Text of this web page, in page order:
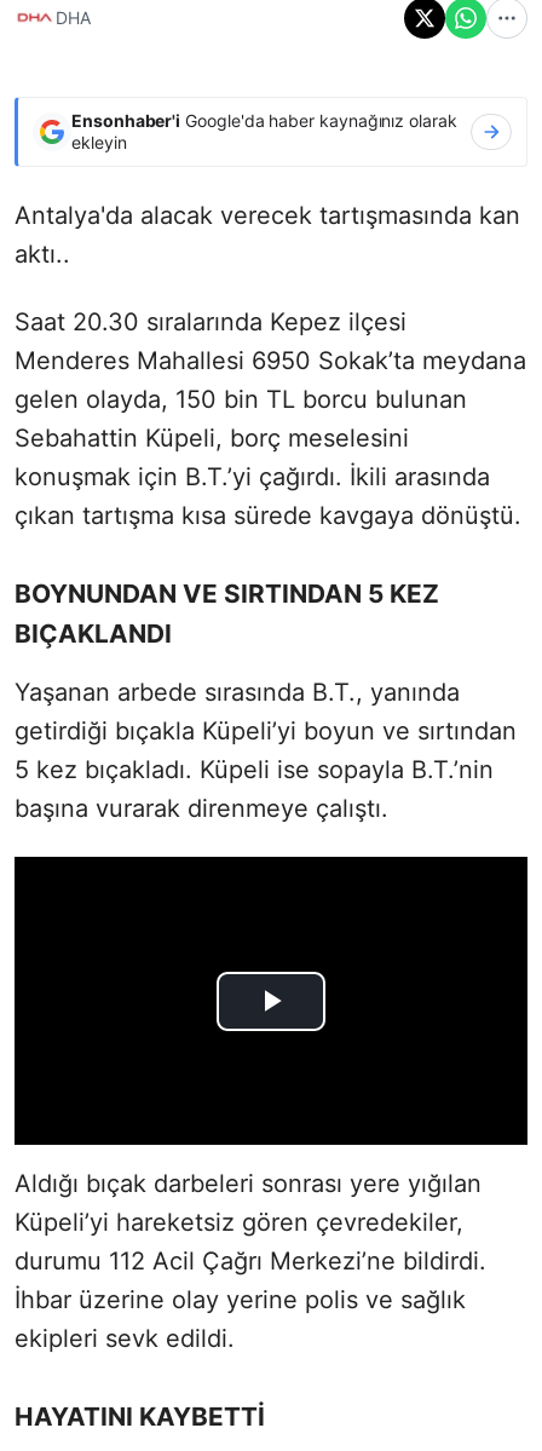
DHA
Ensonhaber'i Google'da haber kaynağınız olarak
ekleyin
Antalya'da alacak verecek tartışmasında kan
aktı..
Saat 20.30 sıralarında Kepez ilçesi
Menderes Mahallesi 6950 Sokak’ta meydana
gelen olayda, 150 bin TL borcu bulunan
Sebahattin Küpeli, borç meselesini
konuşmak için B.T.’yi çağırdı. İkili arasında
çıkan tartışma kısa sürede kavgaya dönüştü.
BOYNUNDAN VE SIRTINDAN 5 KEZ
BIÇAKLANDI
Yaşanan arbede sırasında B.T., yanında
getirdiği bıçakla Küpeli’yi boyun ve sırtından
5 kez bıçakladı. Küpeli ise sopayla B.T.’nin
başına vurarak direnmeye çalıştı.
Aldığı bıçak darbeleri sonrası yere yığılan
Küpeli’yi hareketsiz gören çevredekiler,
durumu 112 Acil Çağrı Merkezi’ne bildirdi.
İhbar üzerine olay yerine polis ve sağlık
ekipleri sevk edildi.
HAYATINI KAYBETTİ